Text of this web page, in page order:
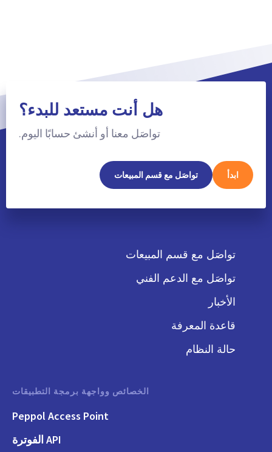
هل أنت مستعد للبدء؟
تواصَل معنا أو أنشئ حسابًا اليوم.
ابدأ تواصَل مع قسم المبيعات
تواصَل مع قسم المبيعات
تواصَل مع الدعم الفني
الأخبار
قاعدة المعرفة
حالة النظام
الخصائص وواجهة برمجة التطبيقات
Peppol Access Point
API الفوترة